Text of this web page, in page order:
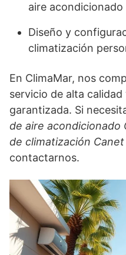
aire acondicionado
Diseño y
climatización
En ClimaMar, nos
servicio de alta
garantizada. Si
de aire acondicionado
de climatización
contactarnos.